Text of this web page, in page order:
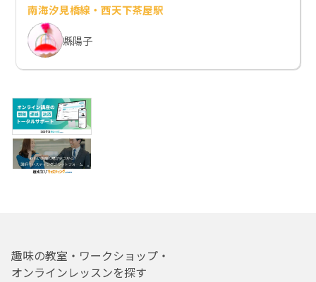
南海汐見橋線・西天下茶屋駅
縣陽子
趣味の教室・ワークショップ・
オンラインレッスンを探す